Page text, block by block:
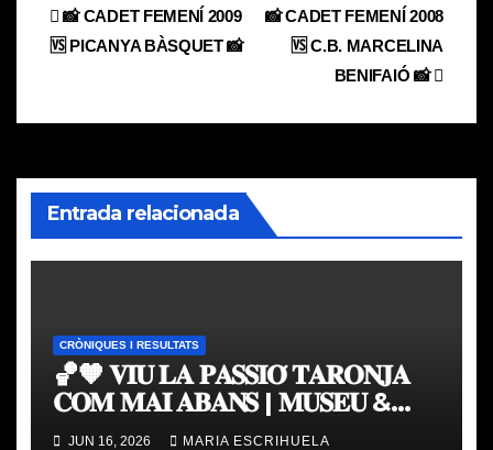
Navegación
de
entradas
📸 CADET FEMENÍ 2008
🆚 C.B. MARCELINA
BENIFAIÓ 📸
📸 CADET FEMENÍ 2009
🆚 PICANYA BÀSQUET 📸
Entrada relacionada
CRÒNIQUES I RESULTATS
🏀🧡 𝐕𝐈𝐔 𝐋𝐀 𝐏𝐀𝐒𝐒𝐈𝐎́ 𝐓𝐀𝐑𝐎𝐍𝐉𝐀
𝐂𝐎𝐌 𝐌𝐀𝐈 𝐀𝐁𝐀𝐍𝐒 | 𝐌𝐔𝐒𝐄𝐔 &
𝐓𝐎𝐔𝐑 𝐕𝐀𝐋𝐄𝐍𝐂𝐈𝐀 𝐁𝐀𝐒𝐊𝐄𝐓
JUN 16, 2026 MARIA ESCRIHUELA